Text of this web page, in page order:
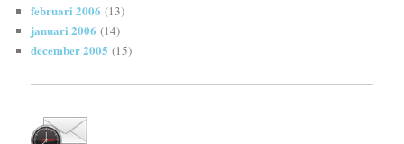
februari 2006 (13)
januari 2006 (14)
december 2005 (15)